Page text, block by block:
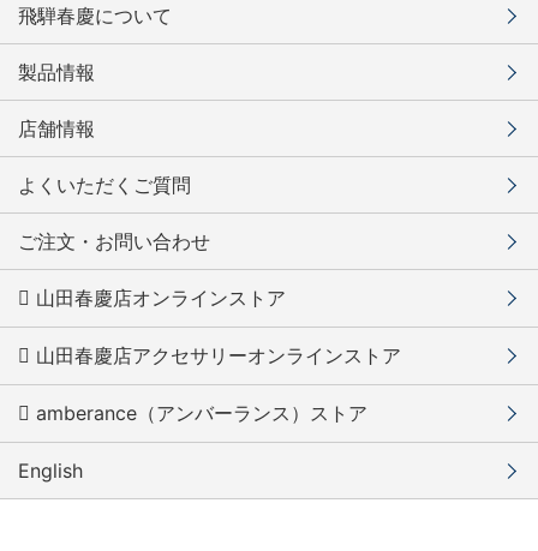
飛騨春慶について
製品情報
店舗情報
よくいただくご質問
ご注文・お問い合わせ
山田春慶店オンラインストア
山田春慶店アクセサリーオンラインストア
amberance（アンバーランス）ストア
English